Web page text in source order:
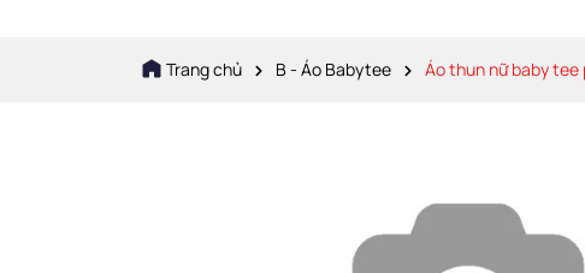
Trang chủ B - Áo Babytee Áo thun nữ baby tee